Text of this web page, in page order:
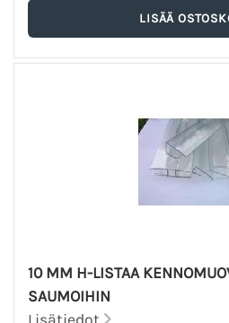
10 MM H-LISTAA
SAUMOIHIN
Lisätiedot